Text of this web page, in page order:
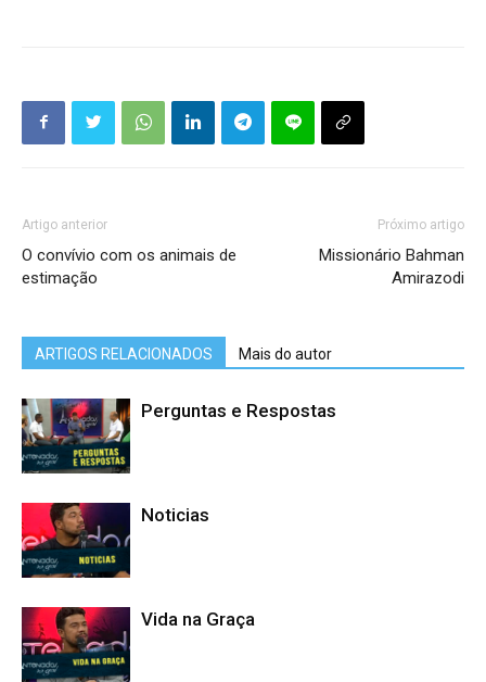
Artigo anterior
O convívio com os animais de
estimação
Próximo artigo
Missionário Bahman
Amirazodi
ARTIGOS RELACIONADOS Mais do autor
Perguntas e Respostas
Noticias
Vida na Graça